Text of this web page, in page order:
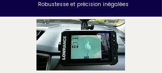
Robustesse et précision inégalées